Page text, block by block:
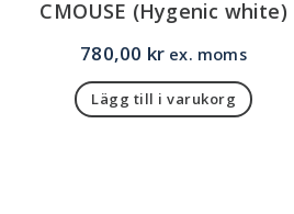
CMOUSE (Hygenic white)
780,00 kr ex. moms
Lägg till i varukorg